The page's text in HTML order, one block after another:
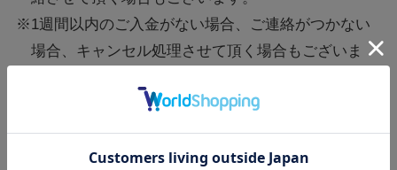
※1週間以内のご入金がない場合、ご連絡がつかない
場合、キャンセル処理させて頂く場合もございま
※SHINCA 銀座 での取扱はございません。